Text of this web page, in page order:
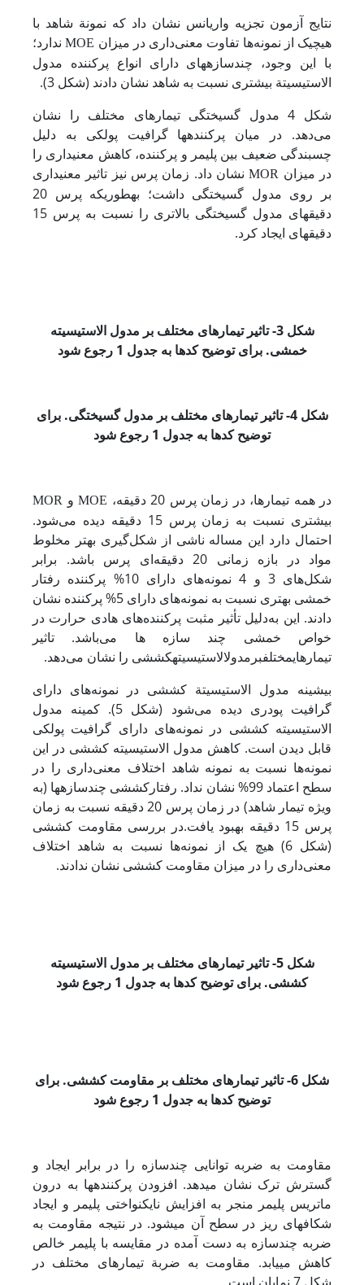
نتایج آزمون تجزیه واریانس نشان داد که نمونة شاهد با
هیچ­یک از نمونه‌ها تفاوت معنی‌داری در میزان MOEندارد؛
با این وجود، چندسازه­های دارای انواع پرکننده مدول
الاستیسیتة بیشتری نسبت به شاهد نشان دادند (شکل 3).
شکل 4 مدول گسیختگی تیمارهای مختلف را نشان
می‌دهد. در میان پرکننده­ها گرافیت پولکی به دلیل
چسبندگی ضعیف بین پلیمر و پرکننده، کاهش معنی‏داری را
در میزان MORنشان داد. زمان پرس نیز تاثیر معنی­داری
بر روی مدول گسیختگی داشت؛ به­طوری­که پرس 20
دقیقه­ای مدول گسیختگی بالاتری را نسبت به پرس 15
دقیقه­ای ایجاد کرد.
شکل 3- تاثیر تیمارهای مختلف بر مدول الاستیسیته
خمشی. برای توضیح کدها بهجدول 1 رجوع شود
شکل 4- تاثیر تیمارهای مختلف بر مدول گسیختگی. برای
توضیح کدها به جدول 1 رجوع شود
در همه تیمارها، در زمان پرس 20 دقیقه، MOE و MOR
بیشتری نسبت به زمان پرس 15 دقیقه دیده می‌شود.
احتمال دارد این مساله ناشی از شکل‌گیری بهتر مخلوط
مواد در بازه زمانی 20 دقیقه‌ای پرس ­باشد. برابر
شکل‌های 3 و 4 نمونه‌های دارای 10% پرکننده رفتار
خمشی بهتری نسبت به نمونه‌های دارای 5% پرکننده نشان
دادند. این به‌دلیل تأثیر مثبت پرکننده‌های هادی حرارت در
خواص خمشی چند سازه ‌ها می‌باشد. تاثیر
تیمارهایمختلفبر مدولالاستیسیتهکششی را نشان می‌دهد.
بیشینه مدول الاستیسیتة کششی در نمونه‌های دارای
گرافیت پودری دیده می‌شود (شکل 5). کمینه مدول
الاستیسیته کششی در نمونه‌های دارای گرافیت پولکی
قابل دیدن است. کاهش مدول الاستیسیته کششی در این
نمونه‌ها نسبت به نمونه شاهد اختلاف معنی‌داری را در
سطح اعتماد 99% نشان نداد. رفتارکششی چندسازه­ها (به
­ویژه تیمار شاهد) در زمان پرس 20 دقیقه نسبت به زمان
پرس 15 دقیقه بهبود یافت.
در بررسی مقاومت کششی
(شکل 6) هیچ یک از نمونه‌ها نسبت به شاهد اختلاف
معنی‌داری را در میزان مقاومت کششی نشان ندادند.
شکل 5- تاثیر تیمارهای مختلف بر مدول الاستیسیته
کششی. برای توضیح کدها به جدول 1 رجوع شود
شکل 6- تاثیر تیمارهای مختلف بر مقاومت کششی. برای
توضیح کدها به جدول 1 رجوع شود
مقاومت به ضربه توانایی چندسازه را در برابر ایجاد و
گسترش ترک نشان می­دهد. افزودن پرکننده­ها به درون
ماتریس پلیمر منجر به افزایش نایکنواختی پلیمر و ایجاد
شکاف­های ریز در سطح آن می­شود­. در نتیجه مقاومت به
ضربه چندسازه به دست آمده در مقایسه با پلیمر خالص
کاهش می­یابد. مقاومت به ضربة تیمارهای مختلف در